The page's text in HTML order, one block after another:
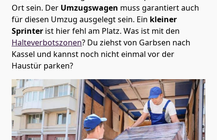
Ort sein. Der Umzugswagen muss garantiert auch
für diesen Umzug ausgelegt sein. Ein kleiner
Sprinter ist hier fehl am Platz. Was ist mit den
Halteverbotszonen? Du ziehst von Garbsen nach
Kassel und kannst noch nicht einmal vor der
Haustür parken?